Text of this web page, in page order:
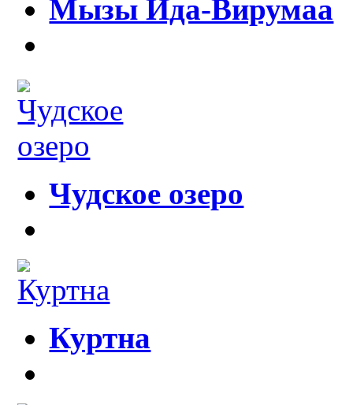
Мызы Ида-Вирумаа
Чудское озеро
Куртна